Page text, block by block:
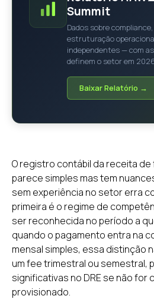
Summit
Dados sobre
estruturação
independentes — com
definem o setor em
Baixar Relatório →
O registro contábil da receita
parece simples mas tem
sem experiência no setor erra
primeira é o regime de
ser reconhecida no período a
quando o pagamento entra na
mensal simples, essa distinção
um fee trimestral ou semestral,
significativas no DRE se não for
provisionado.